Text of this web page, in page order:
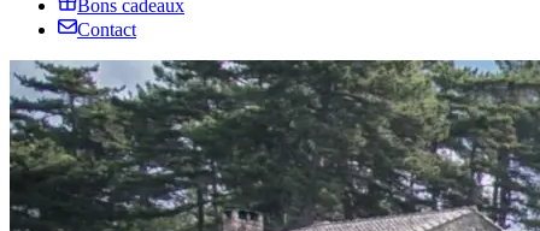
Bons cadeaux
Contact